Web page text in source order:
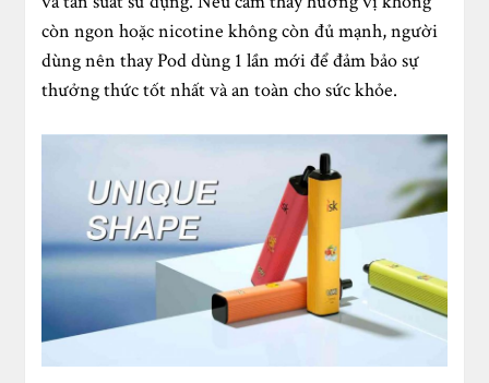
còn ngon hoặc nicotine không còn đủ mạnh, người
dùng nên thay Pod dùng 1 lần mới để đảm bảo sự
thưởng thức tốt nhất và an toàn cho sức khỏe.